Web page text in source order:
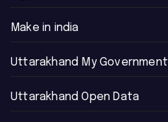
Make in india
Uttarakhand My Government
Uttarakhand Open Data